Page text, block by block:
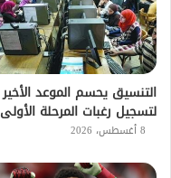
التنسيق يحسم الموعد الأخير
لتسجيل رغبات المرحلة الأولى
8 أغسطس، 2026